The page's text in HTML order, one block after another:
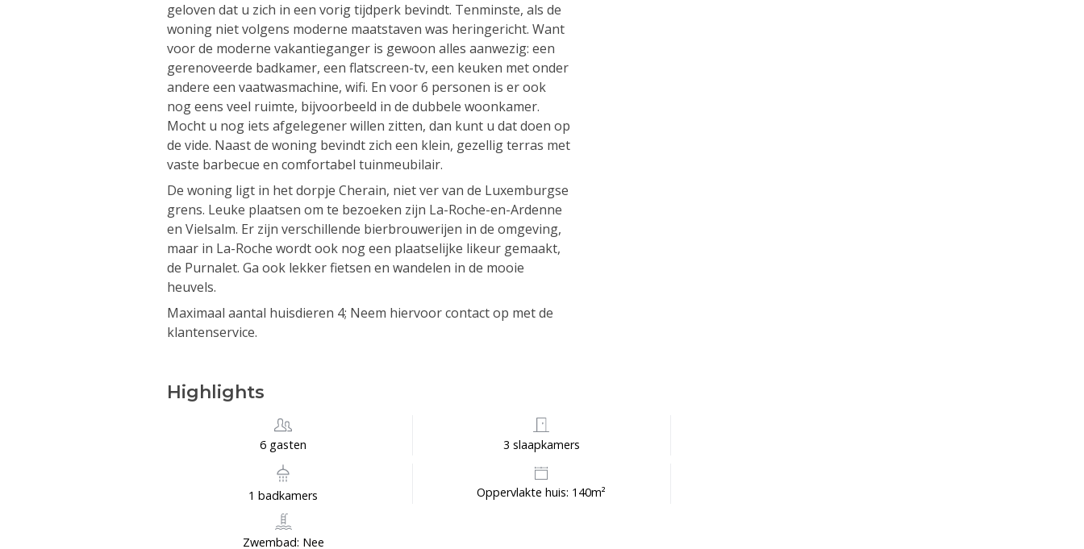
geloven dat u zich in een vorig tijdperk bevindt. Tenminste, als de
woning niet volgens moderne maatstaven was heringericht. Want
voor de moderne vakantieganger is gewoon alles aanwezig: een
gerenoveerde badkamer, een flatscreen-tv, een keuken met onder
andere een vaatwasmachine, wifi. En voor 6 personen is er ook
nog eens veel ruimte, bijvoorbeeld in de dubbele woonkamer.
Mocht u nog iets afgelegener willen zitten, dan kunt u dat doen op
de vide. Naast de woning bevindt zich een klein, gezellig terras met
vaste barbecue en comfortabel tuinmeubilair.
De woning ligt in het dorpje Cherain, niet ver van de Luxemburgse
grens. Leuke plaatsen om te bezoeken zijn La-Roche-en-Ardenne
en Vielsalm. Er zijn verschillende bierbrouwerijen in de omgeving,
maar in La-Roche wordt ook nog een plaatselijke likeur gemaakt,
de Purnalet. Ga ook lekker fietsen en wandelen in de mooie
heuvels.
Maximaal aantal huisdieren 4; Neem hiervoor contact op met de
klantenservice.
Highlights
6 gasten 3 slaapkamers
1 badkamers Oppervlakte huis: 140m²
Zwembad: Nee